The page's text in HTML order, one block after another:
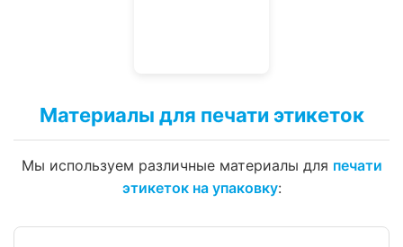
Материалы для печати этикеток
Мы используем различные материалы для печати
этикеток на упаковку: